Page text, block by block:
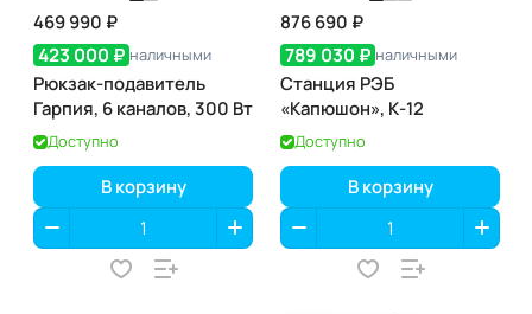
469 990 ₽
423 000 ₽ наличными
Рюкзак-подавитель
Гарпия, 6 каналов, 300 Вт
Доступно
В корзину
876 690 ₽
789 030 ₽ наличными
Станция РЭБ
«Капюшон», К-12
Доступно
В корзину